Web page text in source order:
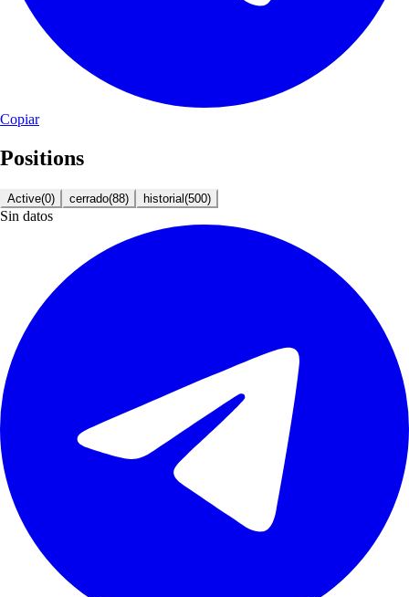
Copiar
Positions
Active(0) cerrado(88) historial(500)
Sin datos